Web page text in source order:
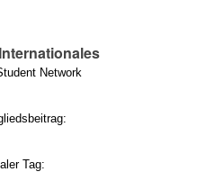
Network
Tag: